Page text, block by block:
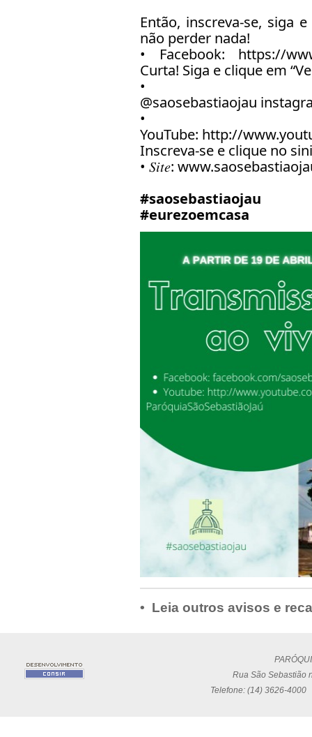
Então, inscreva-se, siga
não perder nada!
• Facebook: https://
Curta! Siga e clique em
•
@saosebastiaojau
•
YouTube: http://
Inscreva-se e clique no
• 𝑆𝑖𝑡𝑒:
#saosebastiaojau
#eurezoemcasa
• Leia outros avisos e
Rua São Sebastião
Telefone: (14) 3626-